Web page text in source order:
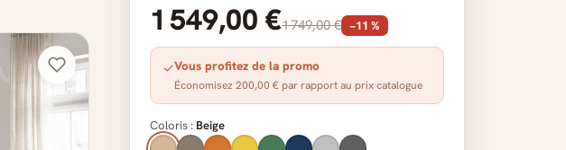
1 549,00 €1 749,00 € −11 %
✓Vous profitez de la promo
Économisez 200,00 € par rapport au prix catalogue
Coloris : Beige